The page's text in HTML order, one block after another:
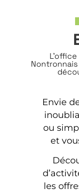
L'office
Envie
ou
et
les